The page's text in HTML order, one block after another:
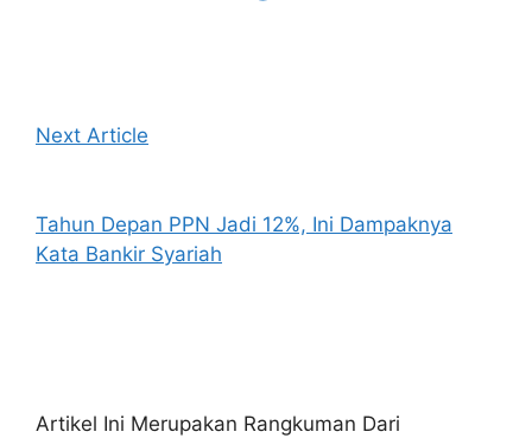
Next Article
Tahun Depan PPN Jadi 12%, Ini Dampaknya
Kata Bankir Syariah
Artikel Ini Merupakan Rangkuman Dari